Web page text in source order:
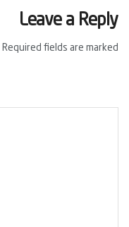
Leave a Reply
Required fields are marked